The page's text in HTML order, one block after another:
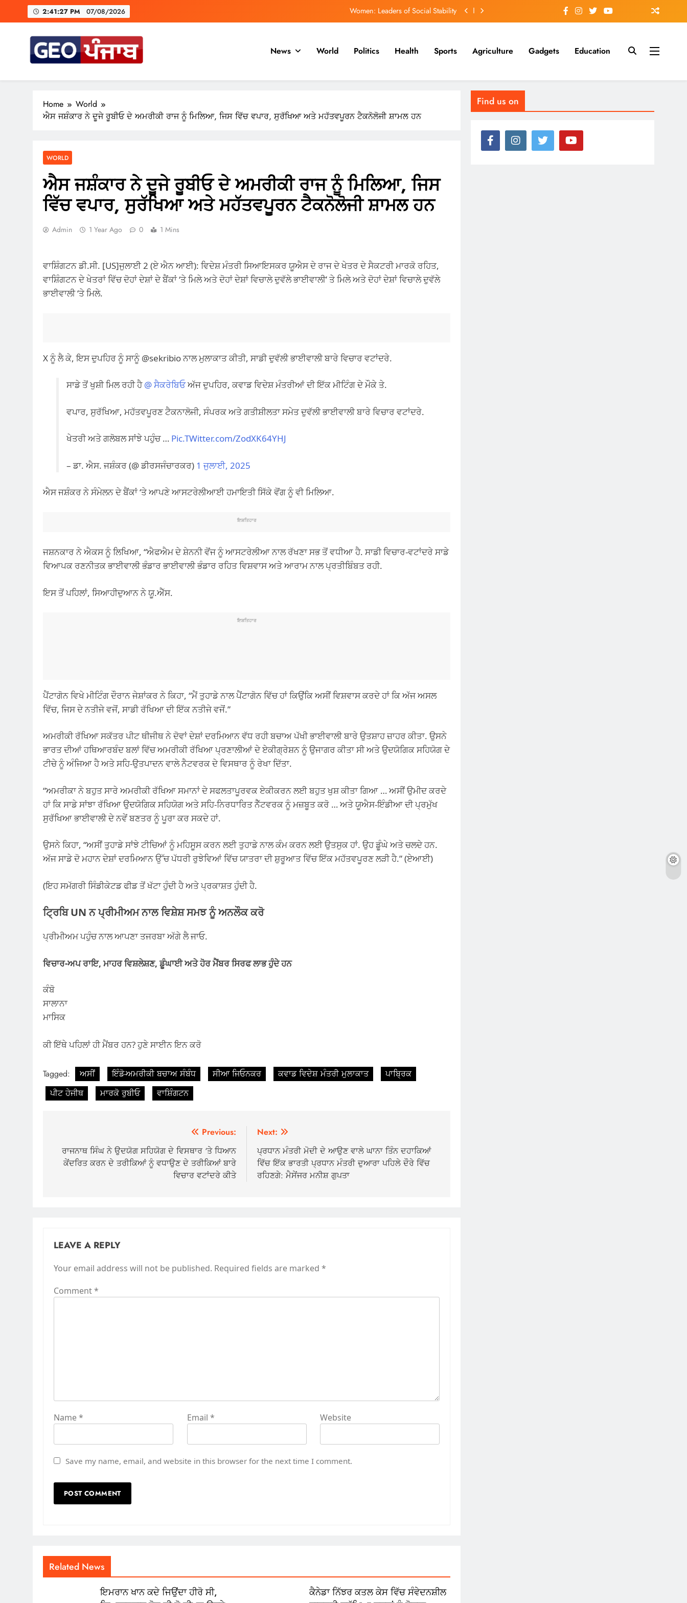
2:41:27 PM 07/08/2026
Women: Leaders of Social Stability
ਮਯੰਕ ਡਾਗਰ ਨੂੰ ਡੀਪੀਐਲ ਰਾਹੀਂ ਆਈਪੀਐਲ ਵਿੱਚ ਵਾਪਸੀ ਦੀ ਉਮੀਦ ਹੈ
ਕਾਂਗੋ ਦਾ ਕਹਿਣਾ ਹੈ ਕਿ ਇਤਿਹਾਸ ਵਿੱਚ ਸਭ ਤੋਂ ਤੇਜ਼ੀ ਨਾਲ ਵੱਧ ਰਹੇ ਇਬੋਲਾ ਪ੍ਰਕੋਪ ਵਿੱਚ ਮਰਨ ਵਾਲਿਆਂ ਦੀ ਗਿਣਤੀ
Geo Punjab
Punjab di Har Khabar
News World Politics Health Sports Agriculture Gadgets Education
Home
World
ਐਸ ਜਸ਼ੰਕਾਰ ਨੇ ਦੂਜੇ ਰੂਬੀਓ ਦੇ ਅਮਰੀਕੀ ਰਾਜ ਨੂੰ ਮਿਲਿਆ, ਜਿਸ ਵਿੱਚ ਵਪਾਰ, ਸੁਰੱਖਿਆ ਅਤੇ ਮਹੱਤਵਪੂਰਨ ਟੈਕਨੋਲੋਜੀ ਸ਼ਾਮਲ ਹਨ
WORLD
ਐਸ ਜਸ਼ੰਕਾਰ ਨੇ ਦੂਜੇ ਰੂਬੀਓ ਦੇ ਅਮਰੀਕੀ ਰਾਜ ਨੂੰ ਮਿਲਿਆ, ਜਿਸ
ਵਿੱਚ ਵਪਾਰ, ਸੁਰੱਖਿਆ ਅਤੇ ਮਹੱਤਵਪੂਰਨ ਟੈਕਨੋਲੋਜੀ ਸ਼ਾਮਲ ਹਨ
Admin 1 Year Ago 0 1 Mins
ਵਾਸ਼ਿੰਗਟਨ ਡੀ.ਸੀ. [US]ਜੁਲਾਈ 2 (ਏ ਐਨ ਆਈ): ਵਿਦੇਸ਼ ਮੰਤਰੀ ਸਿਆਇਸਕਰ ਯੂਐਸ ਦੇ ਰਾਜ ਦੇ ਖੇਤਰ ਦੇ ਸੈਕਟਰੀ ਮਾਰਕੋ ਰਹਿਤ,
ਵਾਸ਼ਿੰਗਟਨ ਦੇ ਖੇਤਰਾਂ ਵਿੱਚ ਦੋਹਾਂ ਦੇਸ਼ਾਂ ਦੇ ਬੈਂਕਾਂ ‘ਤੇ ਮਿਲੇ ਅਤੇ ਦੋਹਾਂ ਦੇਸ਼ਾਂ ਵਿਚਾਲੇ ਦੁਵੱਲੇ ਭਾਈਵਾਲੀ’ ਤੇ ਮਿਲੇ ਅਤੇ ਦੋਹਾਂ ਦੇਸ਼ਾਂ ਵਿਚਾਲੇ ਦੁਵੱਲੇ
ਭਾਈਵਾਲੀ ‘ਤੇ ਮਿਲੇ.
X ਨੂੰ ਲੈ ਕੇ, ਇਸ ਦੁਪਹਿਰ ਨੂੰ ਸਾਨੂੰ @sekribio ਨਾਲ ਮੁਲਾਕਾਤ ਕੀਤੀ, ਸਾਡੀ ਦੁਵੱਲੀ ਭਾਈਵਾਲੀ ਬਾਰੇ ਵਿਚਾਰ ਵਟਾਂਦਰੇ.
ਸਾਡੇ ਤੋਂ ਖੁਸ਼ੀ ਮਿਲ ਰਹੀ ਹੈ@ ਸੈਕਰੇਬਿਓਅੱਜ ਦੁਪਹਿਰ, ਕਵਾਡ ਵਿਦੇਸ਼ ਮੰਤਰੀਆਂ ਦੀ ਇੱਕ ਮੀਟਿੰਗ ਦੇ ਮੌਕੇ ਤੇ.
ਵਪਾਰ, ਸੁਰੱਖਿਆ, ਮਹੱਤਵਪੂਰਣ ਟੈਕਨਾਲੋਜੀ, ਸੰਪਰਕ ਅਤੇ ਗਤੀਸ਼ੀਲਤਾ ਸਮੇਤ ਦੁਵੱਲੀ ਭਾਈਵਾਲੀ ਬਾਰੇ ਵਿਚਾਰ ਵਟਾਂਦਰੇ.
ਖੇਤਰੀ ਅਤੇ ਗਲੋਬਲ ਸਾਂਝੇ ਪਹੁੰਚ … Pic.TWitter.com/ZodXK64YHJ
– ਡਾ. ਐਸ. ਜਸ਼ੰਕਰ (@ ਡੀਰਸਜੰਚਾਰਕਰ) 1 ਜੁਲਾਈ, 2025
ਐਸ ਜਸ਼ੰਕਰ ਨੇ ਸੰਮੇਲਨ ਦੇ ਬੈਂਕਾਂ ‘ਤੇ ਆਪਣੇ ਆਸਟਰੇਲੀਆਈ ਹਮਾਇਤੀ ਸਿੱਕੇ ਵੋਂਗ ਨੂੰ ਵੀ ਮਿਲਿਆ.
ਇਸ਼ਤਿਹਾਰ
ਜਸ਼ਨਕਾਰ ਨੇ ਐਕਸ ਨੂੰ ਲਿਖਿਆ, “ਐਫਐਮ ਦੇ ਸ਼ੇਨਨੀ ਵੋਂਜ ਨੂੰ ਆਸਟਰੇਲੀਆ ਨਾਲ ਰੱਖਣਾ ਸਭ ਤੋਂ ਵਧੀਆ ਹੈ. ਸਾਡੀ ਵਿਚਾਰ-ਵਟਾਂਦਰੇ ਸਾਡੇ
ਵਿਆਪਕ ਰਣਨੀਤਕ ਭਾਈਵਾਲੀ ਭੰਡਾਰ ਭਾਈਵਾਲੀ ਭੰਡਾਰ ਰਹਿਤ ਵਿਸ਼ਵਾਸ ਅਤੇ ਆਰਾਮ ਨਾਲ ਪ੍ਰਤੀਬਿੰਬਤ ਰਹੀ.
ਇਸ ਤੋਂ ਪਹਿਲਾਂ, ਸਿਆਹੀਦੁਆਨ ਨੇ ਯੂ.ਐੱਸ.
ਇਸ਼ਤਿਹਾਰ
ਪੈਂਟਾਗੋਨ ਵਿਖੇ ਮੀਟਿੰਗ ਦੌਰਾਨ ਜੇਸ਼ਾਂਕਰ ਨੇ ਕਿਹਾ, “ਮੈਂ ਤੁਹਾਡੇ ਨਾਲ ਪੈਂਟਾਗੋਨ ਵਿੱਚ ਹਾਂ ਕਿਉਂਕਿ ਅਸੀਂ ਵਿਸ਼ਵਾਸ ਕਰਦੇ ਹਾਂ ਕਿ ਅੱਜ ਅਸਲ
ਵਿੱਚ, ਜਿਸ ਦੇ ਨਤੀਜੇ ਵਜੋਂ, ਸਾਡੀ ਰੱਖਿਆ ਦੀ ਇੱਕ ਨਤੀਜੇ ਵਜੋਂ.”
ਅਮਰੀਕੀ ਰੱਖਿਆ ਸਕੱਤਰ ਪੀਟ ਥੀਜੀਥ ਨੇ ਦੋਵਾਂ ਦੇਸ਼ਾਂ ਦਰਮਿਆਨ ਵੱਧ ਰਹੀ ਬਚਾਅ ਪੱਖੀ ਭਾਈਵਾਲੀ ਬਾਰੇ ਉਤਸ਼ਾਹ ਜ਼ਾਹਰ ਕੀਤਾ. ਉਸਨੇ
ਭਾਰਤ ਦੀਆਂ ਹਥਿਆਰਬੰਦ ਬਲਾਂ ਵਿੱਚ ਅਮਰੀਕੀ ਰੱਖਿਆ ਪ੍ਰਣਾਲੀਆਂ ਦੇ ਏਕੀਗ੍ਰੇਸ਼ਨ ਨੂੰ ਉਜਾਗਰ ਕੀਤਾ ਸੀ ਅਤੇ ਉਦਯੋਗਿਕ ਸਹਿਯੋਗ ਦੇ
ਟੀਚੇ ਨੂੰ ਅੰਜਿਆ ਹੈ ਅਤੇ ਸਹਿ-ਉਤਪਾਦਨ ਵਾਲੇ ਨੈਟਵਰਕ ਦੇ ਵਿਸਥਾਰ ਨੂੰ ਰੇਖਾ ਦਿੱਤਾ.
“ਅਮਰੀਕਾ ਨੇ ਬਹੁਤ ਸਾਰੇ ਅਮਰੀਕੀ ਰੱਖਿਆ ਸਮਾਨਾਂ ਦੇ ਸਫਲਤਾਪੂਰਵਕ ਏਕੀਕਰਨ ਲਈ ਬਹੁਤ ਖੁਸ਼ ਕੀਤਾ ਗਿਆ … ਅਸੀਂ ਉਮੀਦ ਕਰਦੇ
ਹਾਂ ਕਿ ਸਾਡੇ ਸਾਂਝਾ ਰੱਖਿਆ ਉਦਯੋਗਿਕ ਸਹਿਯੋਗ ਅਤੇ ਸਹਿ-ਨਿਰਧਾਰਿਤ ਨੈੱਟਵਰਕ ਨੂੰ ਮਜ਼ਬੂਤ ​​ਕਰੋ … ਅਤੇ ਯੂਐਸ-ਇੰਡੀਆ ਦੀ ਪ੍ਰਮੁੱਖ
ਸੁਰੱਖਿਆ ਭਾਈਵਾਲੀ ਦੇ ਨਵੇਂ ਬਣਤਰ ਨੂੰ ਪੂਰਾ ਕਰ ਸਕਦੇ ਹਾਂ.
ਉਸਨੇ ਕਿਹਾ, “ਅਸੀਂ ਤੁਹਾਡੇ ਸਾਂਝੇ ਟੀਚਿਆਂ ਨੂੰ ਮਹਿਸੂਸ ਕਰਨ ਲਈ ਤੁਹਾਡੇ ਨਾਲ ਕੰਮ ਕਰਨ ਲਈ ਉਤਸੁਕ ਹਾਂ. ਉਹ ਡੂੰਘੇ ਅਤੇ ਚਲਦੇ ਹਨ.
ਅੱਜ ਸਾਡੇ ਦੋ ਮਹਾਨ ਦੇਸ਼ਾਂ ਦਰਮਿਆਨ ਉੱਚ ਪੱਧਰੀ ਰੁਝੇਵਿਆਂ ਵਿੱਚ ਯਾਤਰਾ ਦੀ ਸ਼ੁਰੂਆਤ ਵਿੱਚ ਇੱਕ ਮਹੱਤਵਪੂਰਣ ਲੜੀ ਹੈ.” (ਏਆਈ)
(ਇਹ ਸਮੱਗਰੀ ਸਿੰਡੀਕੇਟਡ ਫੀਡ ਤੋਂ ਖੱਟਾ ਹੁੰਦੀ ਹੈ ਅਤੇ ਪ੍ਰਕਾਸ਼ਤ ਹੁੰਦੀ ਹੈ.
ਟ੍ਰਿਬਿ UN ਨ ਪ੍ਰੀਮੀਅਮ ਨਾਲ ਵਿਸ਼ੇਸ਼ ਸਮਝ ਨੂੰ ਅਨਲੌਕ ਕਰੋ
ਪ੍ਰੀਮੀਅਮ ਪਹੁੰਚ ਨਾਲ ਆਪਣਾ ਤਜਰਬਾ ਅੱਗੇ ਲੈ ਜਾਓ.
ਵਿਚਾਰ-ਅਪ ਰਾਇ, ਮਾਹਰ ਵਿਸ਼ਲੇਸ਼ਣ, ਡੂੰਘਾਈ ਅਤੇ ਹੋਰ ਮੈਂਬਰ ਸਿਰਫ ਲਾਭ ਹੁੰਦੇ ਹਨ
ਕੰਬੋ
ਸਾਲਾਨਾ
ਮਾਸਿਕ
ਕੀ ਇੱਥੇ ਪਹਿਲਾਂ ਹੀ ਮੈਂਬਰ ਹਨ? ਹੁਣੇ ਸਾਈਨ ਇਨ ਕਰੋ
Tagged: ਅਸੀਂ ਇੰਡੋ-ਅਮਰੀਕੀ ਬਚਾਅ ਸੰਬੰਧ ਸੀਆ ਜਿਓਨਕਰ ਕਵਾਡ ਵਿਦੇਸ਼ ਮੰਤਰੀ ਮੁਲਾਕਾਤ
ਪਾਬ੍ਰਿਕ
ਪੀਟ ਹੇਜੀਥ
ਮਾਰਕੋ ਰੁਬੀਓ ਵਾਸ਼ਿੰਗਟਨ
navigation
Previous:
ਰਾਜਨਾਥ ਸਿੰਘ ਨੇ ਉਦਯੋਗ ਸਹਿਯੋਗ ਦੇ ਵਿਸਥਾਰ ‘ਤੇ ਧਿਆਨ
ਕੇਂਦਰਿਤ ਕਰਨ ਦੇ ਤਰੀਕਿਆਂ ਨੂੰ ਵਧਾਉਣ ਦੇ ਤਰੀਕਿਆਂ ਬਾਰੇ
ਵਿਚਾਰ ਵਟਾਂਦਰੇ ਕੀਤੇ
Next:
ਪ੍ਰਧਾਨ ਮੰਤਰੀ ਮੋਦੀ ਦੇ ਆਉਣ ਵਾਲੇ ਘਾਨਾ ਤਿੰਨ ਦਹਾਕਿਆਂ
ਵਿੱਚ ਇੱਕ ਭਾਰਤੀ ਪ੍ਰਧਾਨ ਮੰਤਰੀ ਦੁਆਰਾ ਪਹਿਲੇ ਦੌਰੇ ਵਿੱਚ
ਰਹਿਣਗੇ: ਮੈਸੇਂਜਰ ਮਨੀਸ਼ ਗੁਪਤਾ
LEAVE A REPLY
Your email address will not be published. Required fields are marked *
Comment*
Name* Email * Website
Save my name, email, and website in this browser for the next time I comment.
Related News
ਇਮਰਾਨ ਖਾਨ ਕਦੇ ਜਿਉਂਦਾ ਹੀਰੋ ਸੀ,
ਕੈਨੇਡਾ ਨਿੱਝਰ ਕਤਲ ਕੇਸ ਵਿੱਚ ਸੰਵੇਦਨਸ਼ੀਲ
Find us on